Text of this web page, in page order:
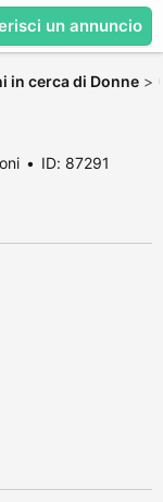
un annuncio
in cerca di Donne >
ID: 87291